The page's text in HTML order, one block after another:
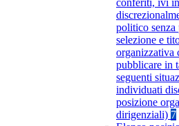
conferiti, ivi
politico senza
selezione e
organizzativa
pubblicare in
seguenti
individuati
posizione
dirigenziali) 7